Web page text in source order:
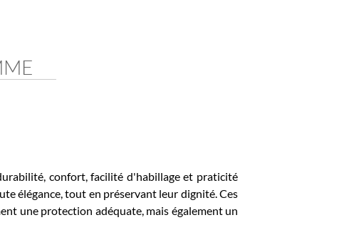
confort, facilité d'habillage et praticité
tout en préservant leur dignité. Ces
une protection adéquate, mais également un